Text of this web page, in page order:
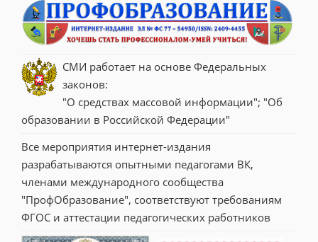
СМИ работает на основе Федеральных
законов:
"О средствах массовой информации"; "Об
образовании в Российской Федерации"
Все мероприятия интернет-издания
разрабатываются опытными педагогами ВК,
членами международного сообщества
"ПрофОбразование", соответствуют требованиям
ФГОС и аттестации педагогических работников